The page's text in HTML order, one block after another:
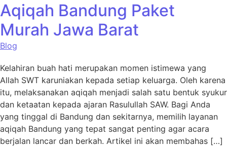
Aqiqah Bandung Paket
Murah Jawa Barat
Blog
Kelahiran buah hati merupakan momen istimewa yang
Allah SWT karuniakan kepada setiap keluarga. Oleh karena
itu, melaksanakan aqiqah menjadi salah satu bentuk syukur
dan ketaatan kepada ajaran Rasulullah SAW. Bagi Anda
yang tinggal di Bandung dan sekitarnya, memilih layanan
aqiqah Bandung yang tepat sangat penting agar acara
berjalan lancar dan berkah. Artikel ini akan membahas […]